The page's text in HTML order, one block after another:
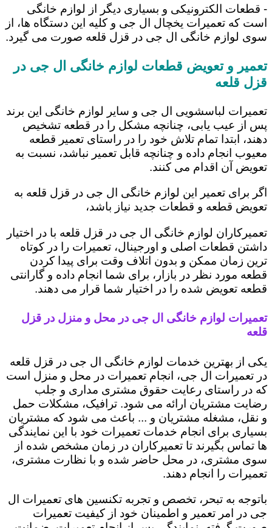
- قطعات الکترونیکی و بسیاری دیگر از لوازم خانگی
است که تعمیرات یخچال ال جی و کلیه این دستگاه ها، از
سوی لوازم خانگی ال جی در قزل قلعه صورت می گیرد.
تعمیر و تعویض قطعات لوازم خانگی ال جی در
قزل قلعه
تعمیرات لباسشویی ال جی و سایر لوازم خانگی این برند
پس از عیب یابی، چنانچه مشکل را در قطعه تشخیص
دهند، ابتدا تمام تلاش خود را در راستای تعمیر قطعه
معیوب انجام داده و چنانچه قابل تعمیر نباشد، نسبت به
تعویض آن اقدام می کنند.
اگر برای تعمیر این لوازم خانگی ال جی در قزل قلعه به
تعویض قطعه و قطعات جدید نیاز باشد،
تعمیرکاران لوازم خانگی ال جی در قزل قلعه با در اختیار
داشتن قطعات اصلی و اورجینال، تعمیرات را در کوتاه
ترین زمان ممکن و بدون اتلاف وقت برای پیدا کردن
قطعه مورد نظر در بازار، برای شما انجام داده و گارانتی
قطعه تعویض شده را در اختیار شما قرار می دهند.
تعمیرات لوازم خانگی ال جی در محل و منزل در قزل
قلعه
یکی از بهترین خدمات لوازم خانگی ال جی در قزل قلعه
در تعمیرات ال جی، انجام تعمیرات در محل و منزل است
که در راستای رعایت حقوق مشتری مداری و جلب
رضایت مشتریان ارائه می شود. ترافیک، مشکلات حمل
و نقل، مشغله مشتریان و ... باعث می شود که مشتریان
بسیاری برای انجام خدمات تعمیرات خود با این نمایندگی
ها تماس بگیرند تا تعمیرکاران در زمان مشخص شده از
سوی مشتری، در محل حاضر شده و با نظارت مشتری،
تعمیرات را انجام دهند.
باتوجه به تبحر، تخصص و تجربه تکنسین های تعمیرات ال
جی در امر تعمیر و اطمینان خود از کیفیت تعمیرات